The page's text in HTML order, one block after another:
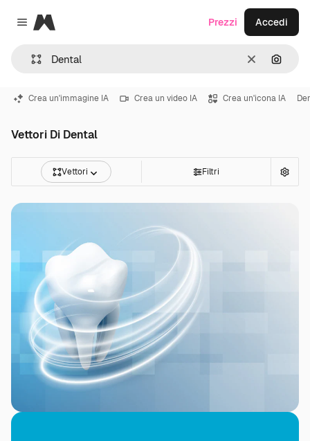
Close menu
Magnific
CancellaCerca
Prezzi Accedi
Crea un'immagine IA Crea un video IA Crea un'icona IA
Vettori Di Dental
Vettori Filtri